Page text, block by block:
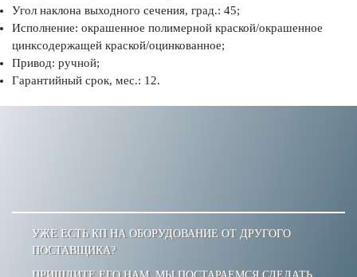
УЖЕ ЕСТЬ КП НА ОБОРУДОВАНИЕ ОТ ДРУГОГО
ПОСТАВЩИКА?
Угол наклона выходного сечения, град.: 45;
Исполнение: окрашенное полимерной краской/окрашенное
цинксодержащей краской/оцинкованное;
Привод: ручной;
Гарантийный срок, мес.: 12.